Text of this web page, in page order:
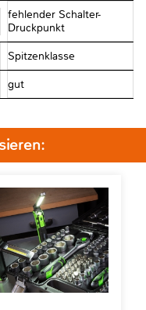
fehlender Schalter-
Druckpunkt
Spitzenklasse
gut